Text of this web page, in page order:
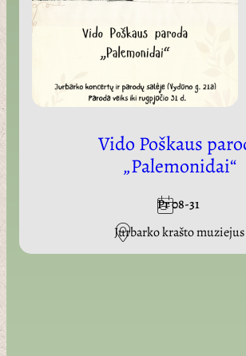
Vido Poškaus
„Palemonidai“
Pr 08-31
Jurbarko krašto muziejus